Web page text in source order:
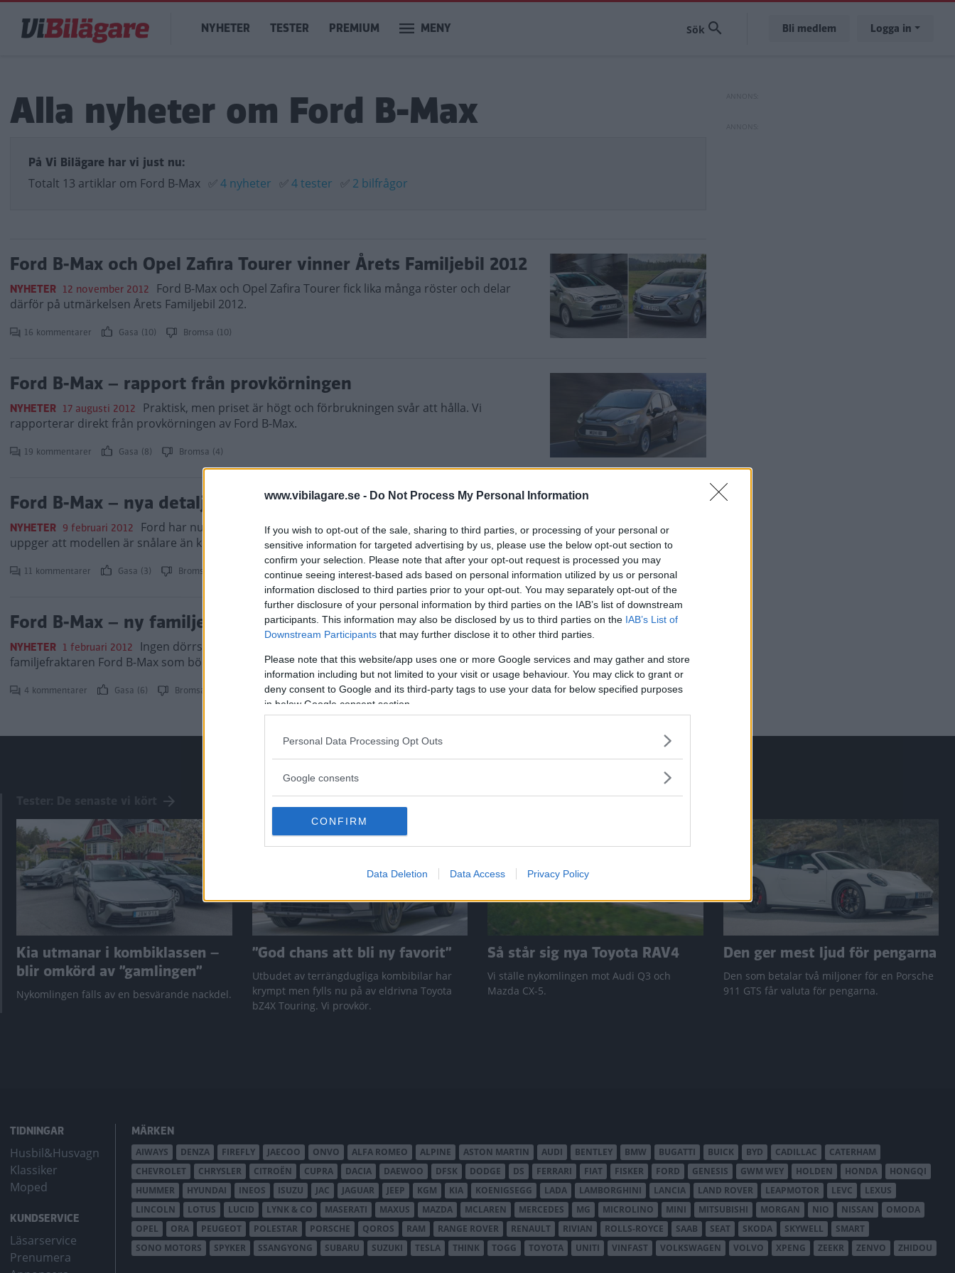
www.vibilagare.se - Do Not Process My Personal Information
If you wish to opt-out of the sale, sharing to third parties, or processing of your personal or
sensitive information for targeted advertising by us, please use the below opt-out section to
confirm your selection. Please note that after your opt-out request is processed you may
continue seeing interest-based ads based on personal information utilized by us or personal
information disclosed to third parties prior to your opt-out. You may separately opt-out of the
further disclosure of your personal information by third parties on the IAB’s list of downstream
participants. This information may also be disclosed by us to third parties on the IAB’s List of
Downstream Participants that may further disclose it to other third parties.
Please note that this website/app uses one or more Google services and may gather and store
information including but not limited to your visit or usage behaviour. You may click to grant or
deny consent to Google and its third-party tags to use your data for below specified purposes
in below Google consent section.
Personal Data Processing Opt Outs
Google consents
CONFIRM
Data Deletion Data Access Privacy Policy
huvudinnehåll
Main
navigation
NYHETER TESTER PREMIUM MENY Bli medlem Logga in
Alla nyheter om Ford B-Max
På Vi Bilägare har vi just nu:
Totalt 13 artiklar om Ford B-Max ✅4 nyheter ✅4 tester ✅ 2 bilfrågor
Ford B-Max och Opel Zafira Tourer vinner Årets Familjebil 2012
NYHETER 12 november 2012 Ford B-Max och Opel Zafira Tourer fick lika många röster och delar
därför på utmärkelsen Årets Familjebil 2012.
16 kommentarer Gasa (10) Bromsa (10)
Ford B-Max – rapport från provkörningen
NYHETER 17 augusti 2012 Praktisk, men priset är högt och förbrukningen svår att hålla. Vi
rapporterar direkt från provkörningen av Ford B-Max.
19 kommentarer Gasa (8) Bromsa (4)
Ford B-Max – nya detaljer officiella
NYHETER 9 februari 2012 Ford har nu avslöjat detaljer för motorerna som finns i nya B-Max och
uppger att modellen är snålare än konkurrenterna.
11 kommentarer Gasa (3) Bromsa (5)
Ford B-Max – ny familjefraktare
NYHETER 1 februari 2012 Ingen dörrstolpe. Skjutdörrar bak. Det är receptet bakom nya
familjefraktaren Ford B-Max som börjar säljas i Europa senare i år.
4 kommentarer Gasa (6) Bromsa (6)
Kia utmanar i kombiklassen –
blir omkörd av ”gamlingen”
Nykomlingen fälls av en besvärande nackdel.
”God chans att bli ny favorit”
Utbudet av terrängdugliga kombibilar har
krympt men fylls nu på av eldrivna Toyota
bZ4X Touring. Vi provkör.
Så står sig nya Toyota RAV4
Vi ställe nykomlingen mot Audi Q3 och
Mazda CX-5.
Den ger mest ljud för pengarna
Den som betalar två miljoner för en Porsche
911 GTS får valuta för pengarna.
TIDNINGAR
Husbil&Husvagn
Klassiker
Moped
KUNDSERVICE
Läsarservice
Prenumera
MÄRKEN
AIWAYS DENZA FIREFLY JAECOO ONVO ALFA ROMEO ALPINE ASTON MARTIN AUDI BENTLEY BMW BUGATTI BUICK BYD CADILLAC
CATERHAM
CHEVROLET
CHRYSLER CITROËN CUPRA DACIA DAEWOO DFSK DODGE DS FERRARI FIAT FISKER FORD GENESIS GWM WEY HOLDEN HONDA
HONGQI
HUMMER
HYUNDAI INEOS ISUZU JAC JAGUAR JEEP KGM KIA KOENIGSEGG LADA LAMBORGHINI LANCIA LAND ROVER LEAPMOTOR LEVC
LEXUS
LINCOLN
LOTUS LUCID LYNK & CO MASERATI MAXUS MAZDA MCLAREN MERCEDES MG MICROLINO MINI MITSUBISHI MORGAN NIO NISSAN
OMODA
OPEL
ORA PEUGEOT POLESTAR PORSCHE QOROS RAM RANGE ROVER RENAULT RIVIAN ROLLS-ROYCE SAAB SEAT SKODA SKYWELL
SMART
SONO MOTORS
SPYKER SSANGYONG SUBARU SUZUKI TESLA THINK TOGG TOYOTA UNITI VINFAST VOLKSWAGEN VOLVO XPENG ZEEKR ZENVO ZHIDOU